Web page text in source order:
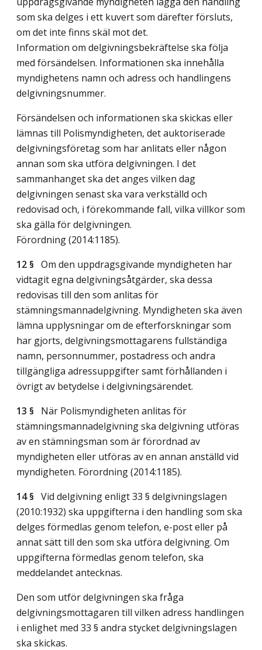
som ska delges i ett kuvert som därefter försluts,
om det inte finns skäl mot det.
Information om delgivningsbekräftelse ska följa
med försändelsen. Informationen ska innehålla
myndighetens namn och adress och handlingens
delgivningsnummer.
Försändelsen och informationen ska skickas eller
lämnas till Polismyndigheten, det auktoriserade
delgivningsföretag som har anlitats eller någon
annan som ska utföra delgivningen. I det
sammanhanget ska det anges vilken dag
delgivningen senast ska vara verkställd och
redovisad och, i förekommande fall, vilka villkor som
ska gälla för delgivningen.
Förordning (2014:1185).
12 § Om den uppdragsgivande myndigheten har
vidtagit egna delgivningsåtgärder, ska dessa
redovisas till den som anlitas för
stämningsmannadelgivning. Myndigheten ska även
lämna upplysningar om de efterforskningar som
har gjorts, delgivningsmottagarens fullständiga
namn, personnummer, postadress och andra
tillgängliga adressuppgifter samt förhållanden i
övrigt av betydelse i delgivningsärendet.
13 § När Polismyndigheten anlitas för
stämningsmannadelgivning ska delgivning utföras
av en stämningsman som är förordnad av
myndigheten eller utföras av en annan anställd vid
myndigheten. Förordning (2014:1185).
14 § Vid delgivning enligt 33 § delgivningslagen
(2010:1932) ska uppgifterna i den handling som ska
delges förmedlas genom telefon, e-post eller på
annat sätt till den som ska utföra delgivning. Om
uppgifterna förmedlas genom telefon, ska
meddelandet antecknas.
Den som utför delgivningen ska fråga
delgivningsmottagaren till vilken adress handlingen
i enlighet med 33 § andra stycket delgivningslagen
ska skickas.